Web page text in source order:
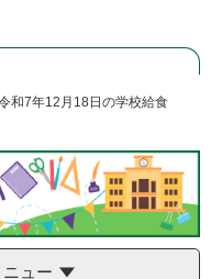
和7年12月18日の学校給食
ュー